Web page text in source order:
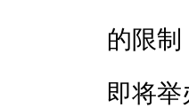
的限
即将